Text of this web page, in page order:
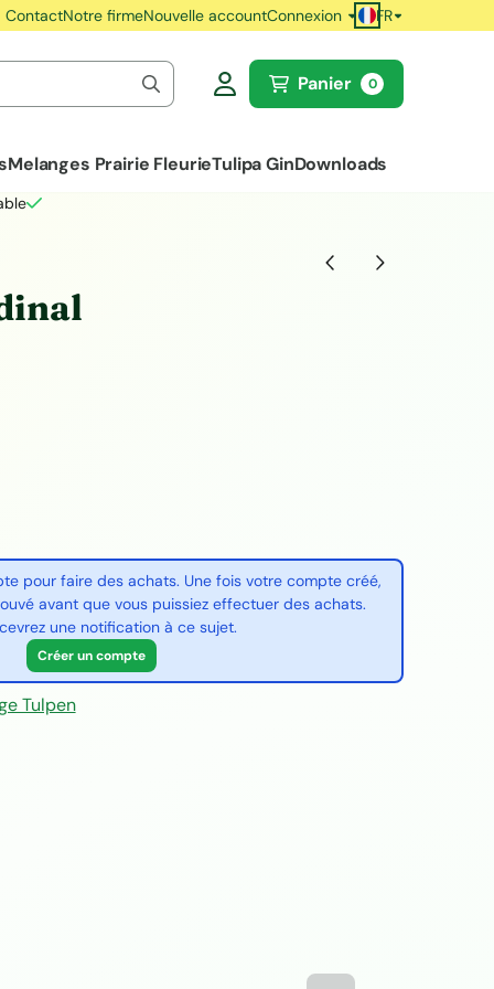
ContactNotre firmeNouvelle accountConnexion FR
Panier 0
Melanges Prairie FleurieTulipa GinDownloads
pour faire des achats. Une fois votre compte créé,
avant que vous puissiez effectuer des achats.
une notification à ce sujet.
Créer un compte
Tulpen